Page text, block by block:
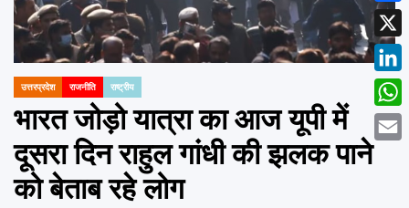
POSTED
उत्तरप्रदेश राजनीति राष्ट्रीय
भारत जोड़ो यात्रा का आज यूपी में
दूसरा दिन राहुल गांधी की झलक पाने
को बेताब रहे लोग
X